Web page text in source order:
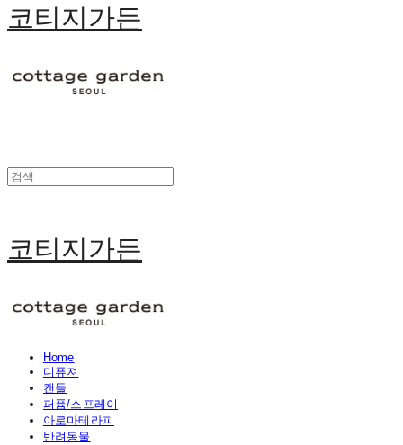
코티지가든
코티지가든
Home
디퓨져
캔들
퍼퓸/스프레이
아로마테라피
반려동물